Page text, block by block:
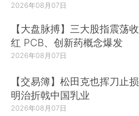
2026年08月07日
【大盘脉搏】三大股指震荡收
红 PCB、创新药概念爆发
2026年08月07日
【交易簿】松田克也挥刀止损
明治折戟中国乳业
2026年08月07日